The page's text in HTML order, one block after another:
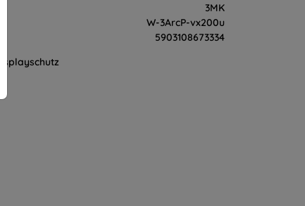
3MK
W-3ArcP-vx200u
5903108673334
Displayschutz